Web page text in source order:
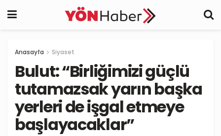
Anasayfa Siyaset
Bulut: “Birliğimizi güçlü
tutamazsak yarın başka
yerleri de işgal etmeye
başlayacaklar”